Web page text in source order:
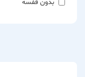
بدون قفسه